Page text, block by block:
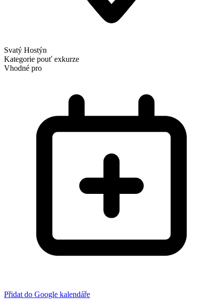
Svatý Hostýn
Kategorie pouť exkurze
Vhodné pro
Přidat do Google kalendáře